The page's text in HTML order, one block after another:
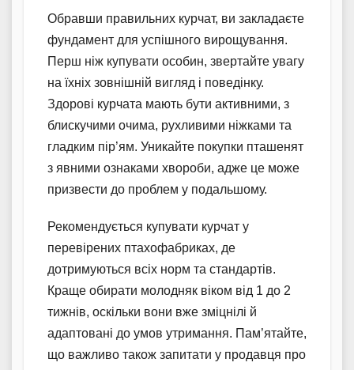
Обравши правильних курчат, ви закладаєте
фундамент для успішного вирощування.
Перш ніж купувати особин, звертайте увагу
на їхніх зовнішній вигляд і поведінку.
Здорові курчата мають бути активними, з
блискучими очима, рухливими ніжками та
гладким пір’ям. Уникайте покупки пташенят
з явними ознаками хвороби, адже це може
призвести до проблем у подальшому.
Рекомендується купувати курчат у
перевірених птахофабриках, де
дотримуються всіх норм та стандартів.
Краще обирати молодняк віком від 1 до 2
тижнів, оскільки вони вже зміцнілі й
адаптовані до умов утримання. Пам’ятайте,
що важливо також запитати у продавця про